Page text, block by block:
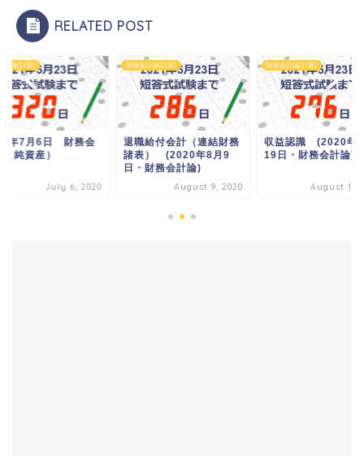
RELATED POST
計論(計算)
給付会計（連結財務
） (2020年8月9
August 9, 2020
財務会計論(計算)
収益認識 (2020年8月
19日・財務会計論)
August 19, 2020
財務会計論(計算)
2020年7月6日 財
計論（純資産）
July 6,